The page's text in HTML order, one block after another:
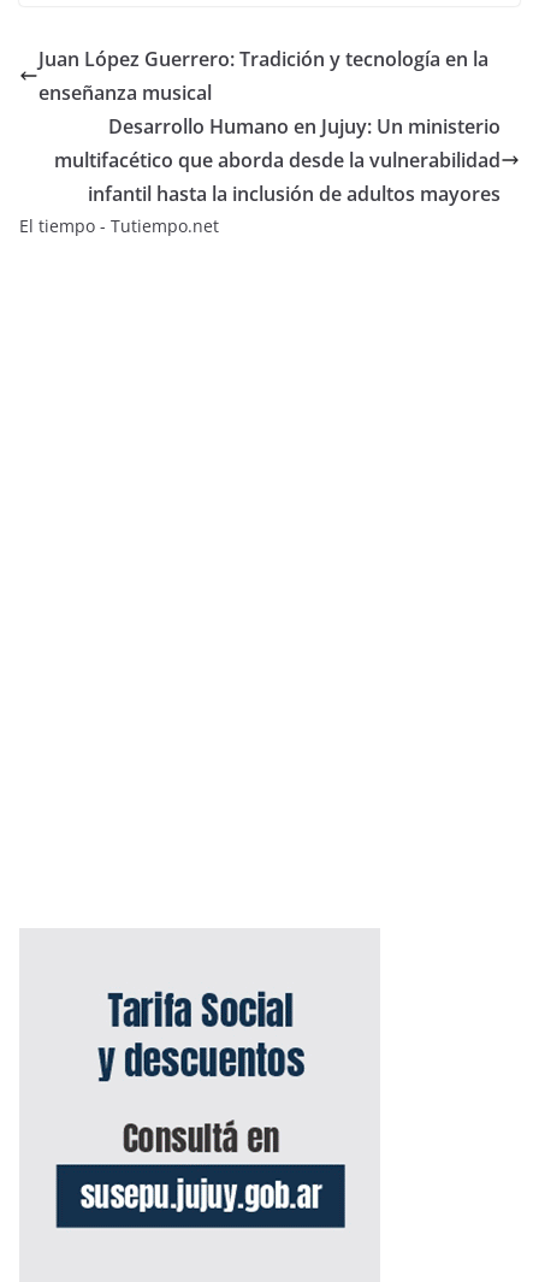
Juan López Guerrero: Tradición y tecnología en la
enseñanza musical
Desarrollo Humano en Jujuy: Un ministerio
multifacético que aborda desde la vulnerabilidad
infantil hasta la inclusión de adultos mayores
El tiempo - Tutiempo.net